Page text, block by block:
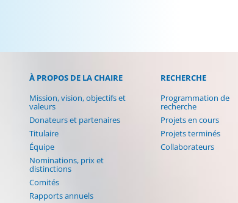
À PROPOS DE LA CHAIRE
Mission, vision, objectifs et
valeurs
Donateurs et partenaires
Titulaire
Équipe
Nominations, prix et
distinctions
Comités
Rapports annuels
RECHERCHE
Programmation de
recherche
Projets en cours
Projets terminés
Collaborateurs